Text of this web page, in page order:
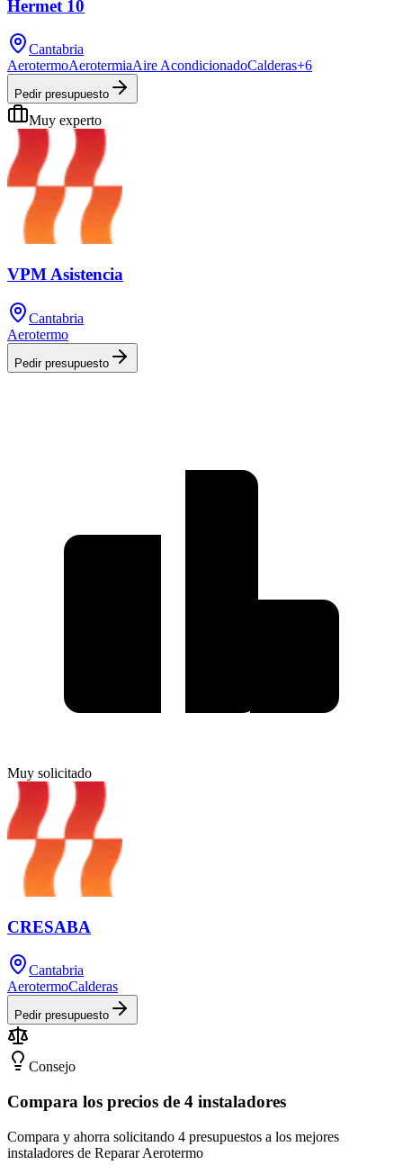
Hermet 10
Cantabria
AerotermoAerotermiaAire AcondicionadoCalderas+6
Pedir presupuesto
Muy experto
VPM Asistencia
Cantabria
Aerotermo
Pedir presupuesto
Muy solicitado
CRESABA
Cantabria
AerotermoCalderas
Pedir presupuesto
Consejo
Compara los precios de 4 instaladores
Compara y ahorra solicitando 4 presupuestos a los mejores
instaladores de Reparar Aerotermo